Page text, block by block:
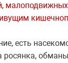
есть
росянка,